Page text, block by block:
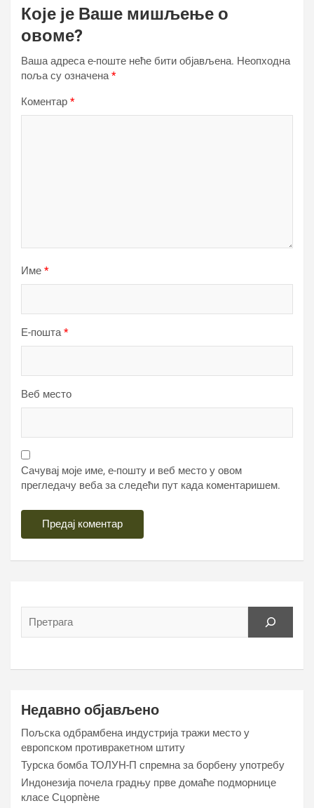
Које је Ваше мишљење о
овоме?
Ваша адреса е-поште неће бити објављена. Неопходна
поља су означена*
Коментар *
Име *
Е-пошта*
Веб место
Сачувај моје име, е-пошту и веб место у овом
прегледачу веба за следећи пут када коментаришем.
Недавно објављено
Пољска одбрамбена индустрија тражи место у
европском противракетном штиту
Турска бомба ТОЛУН-П спремна за борбену употребу
Индонезија почела градњу прве домаће подморнице
класе Сцорпèне